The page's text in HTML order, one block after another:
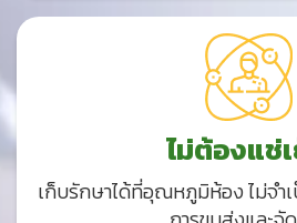
ไม่ต้องแช่
เก็บรักษาได้ที่อุณหภูมิห้อง ไม่จำ